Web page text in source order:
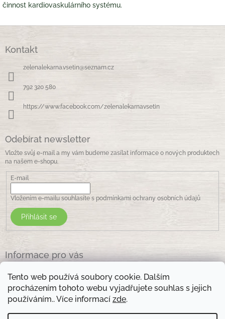
Tento web používá soubory cookie. Dalším
procházením tohoto webu vyjadřujete souhlas s jejich
používáním.. Více informací zde.
činnost kardiovaskulárního systému.
Kontakt
zelenalekarna.vsetin@seznam.cz
792 320 580
https://www.facebook.com/zelenalekarnavsetin
Odebírat newsletter
Vložte svůj e-mail a my vám budeme zasílat informace o nových produktech
na našem e-shopu.
E-mail
Vložením e-mailu souhlasíte s podmínkami ochrany osobních údajů
Přihlásit se
Informace pro vás
Obchodní podmínky
Podmínky ochrany osobních údajů
Kontakty